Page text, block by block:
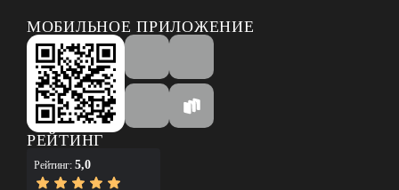
МОБИЛЬНОЕ ПРИЛОЖЕНИЕ
РЕЙТИНГ
Рейтинг: 5,0